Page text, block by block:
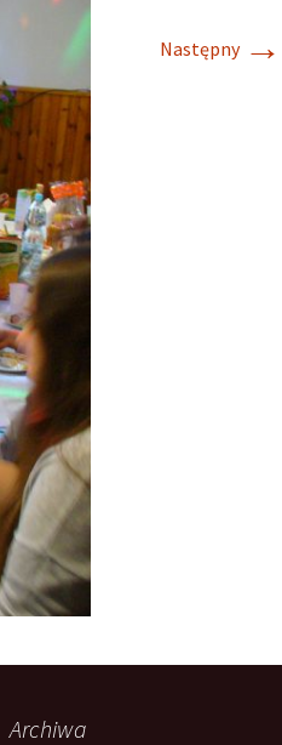
Następny →
Archiwa